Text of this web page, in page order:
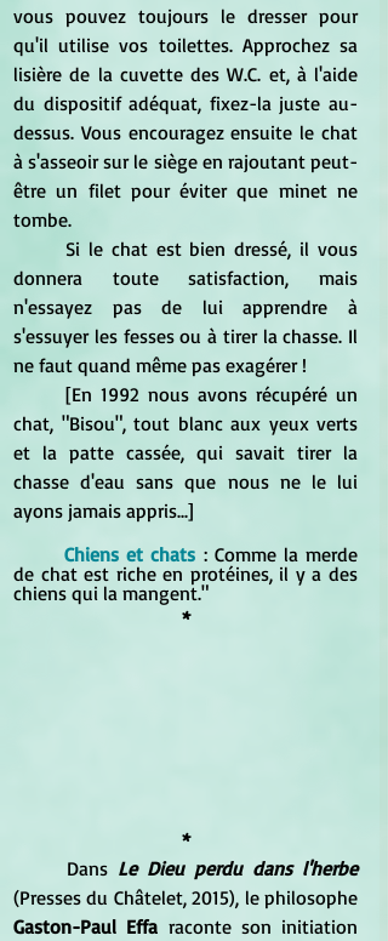
vous pouvez toujours le dresser pour
qu'il utilise vos toilettes. Approchez sa
lisière de la cuvette des W.C. et, à l'aide
du dispositif adéquat, fixez-la juste au-
dessus. Vous encouragez ensuite le chat
à s'asseoir sur le siège en rajoutant peut-
être un filet pour éviter que minet ne
tombe.
donnera toute satisfaction, mais
n'essayez pas de lui apprendre à
s'essuyer les fesses ou à tirer la chasse. Il
ne faut quand même pas exagérer !
chat, "Bisou", tout blanc aux yeux verts
et la patte cassée, qui savait tirer la
chasse d'eau sans que nous ne le lui
ayons jamais appris...]
Chiens et chats : Comme la merde
de chat est riche en protéines, il y a des
chiens qui la mangent."
*
*
	Dans
Le Dieu perdu dans l'herbe
Gaston-Paul Effa raconte son initiation